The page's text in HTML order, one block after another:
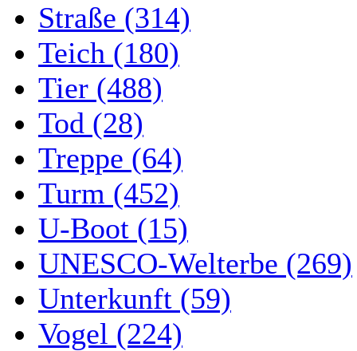
Straße (314)
Teich (180)
Tier (488)
Tod (28)
Treppe (64)
Turm (452)
U-Boot (15)
UNESCO-Welterbe (269)
Unterkunft (59)
Vogel (224)